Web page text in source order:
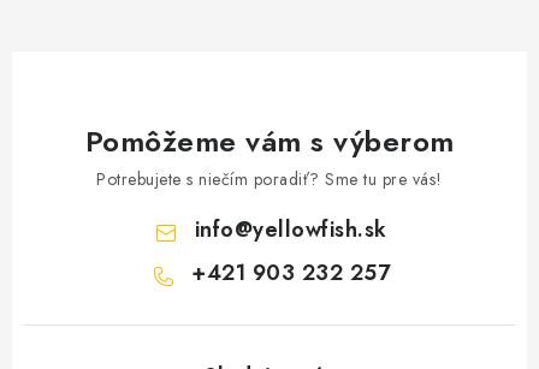
Pomôžeme vám s výberom
Potrebujete s niečím poradiť? Sme tu pre vás!
info@yellowfish.sk
+421 903 232 257